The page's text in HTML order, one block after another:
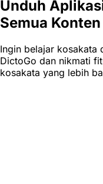
Unduh
Semua Konten
Ingin belajar kosakata
DictoGo dan nikmati
kosakata yang lebih